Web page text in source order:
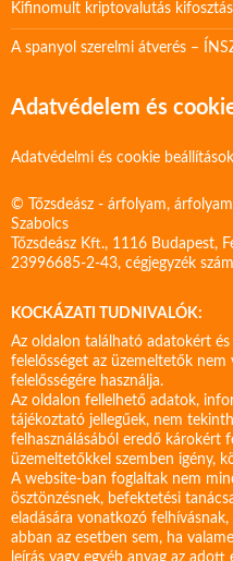
Kifinomult kriptovalutás
A spanyol szerelmi átverés –
Adatvédelem és
Adatvédelmi és cookie
© Tőzsdeász - árfolyam,
Szabolcs
Tőzsdeász Kft., 1116 Budapest,
23996685-2-43, cégjegyzék
KOCKÁZATI TUDNIVALÓK:
Az oldalon található adatokért
felelősséget az üzemeltetők
felelősségére használja.
Az oldalon fellelhető adatok,
tájékoztató jellegűek, nem
felhasználásából eredő károkért
üzemeltetőkkel szemben igény,
A website-ban foglaltak nem
ösztönzésnek, befektetési
eladására vonatkozó
abban az esetben sem, ha
leírás vagy egyéb anyag az